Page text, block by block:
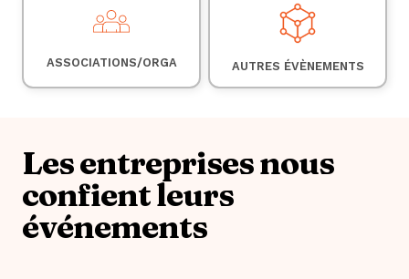
Je découvre Je découvre
ASSOCIATIONS/ORGA AUTRES ÉVÈNEMENTS
Les entreprises nous
confient leurs
événements